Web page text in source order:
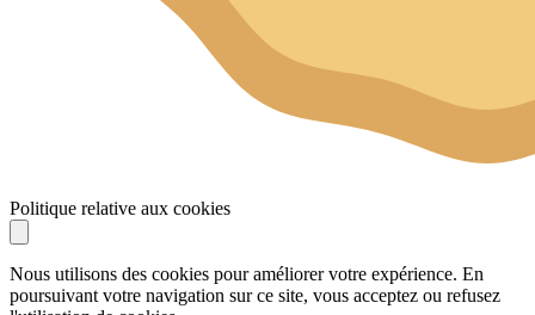
Politique relative aux cookies
Nous utilisons des cookies pour améliorer votre expérience. En
poursuivant votre navigation sur ce site, vous acceptez ou refusez